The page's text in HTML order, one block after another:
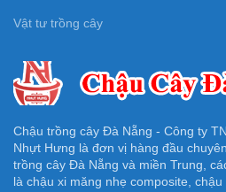
Vật tư trồng cây
Chậu trồng cây Đà Nẵng - Công ty
Nhựt Hưng là đơn vị hàng đầu
trồng cây Đà Nẵng và miền Trung,
là chậu xi măng nhẹ composite,